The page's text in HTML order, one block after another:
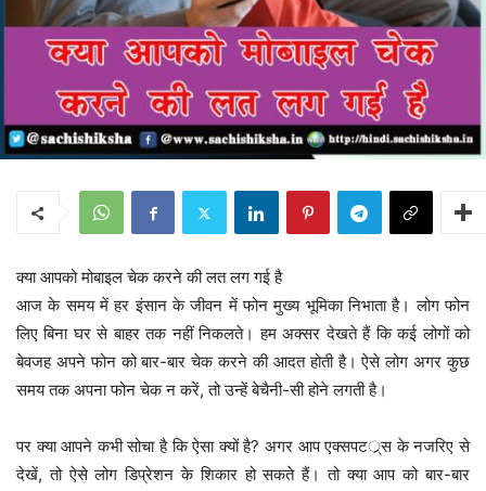
क्या आपको मोबाइल चेक करने की लत लग गई है
आज के समय में हर इंसान के जीवन में फोन मुख्य भूमिका निभाता है। लोग फोन
लिए बिना घर से बाहर तक नहीं निकलते। हम अक्सर देखते हैं कि कई लोगों को
बेवजह अपने फोन को बार-बार चेक करने की आदत होती है। ऐसे लोग अगर कुछ
समय तक अपना फोन चेक न करें, तो उन्हें बेचैनी-सी होने लगती है।
पर क्या आपने कभी सोचा है कि ऐसा क्यों है? अगर आप एक्सपटर््स के नजरिए से
देखें, तो ऐसे लोग डिप्रेशन के शिकार हो सकते हैं। तो क्या आप को बार-बार